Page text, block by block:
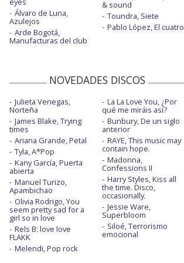
Álvaro de Luna,
Azulejos
Arde Bogotá,
Manufacturas del club
& sound
Toundra, Siete
Pablo López, El cuatro
NOVEDADES DISCOS
Julieta Venegas,
Norteña
James Blake, Trying
times
Ariana Grande, Petal
Tyla, A*Pop
Kany García, Puerta
abierta
Manuel Turizo,
Apambichao
Olivia Rodrigo, You
seem pretty sad for a
girl so in love
Rels B: love love
FLAKK
Melendi, Pop rock
La La Love You, ¿Por
qué me miráis así?
Bunbury, De un siglo
anterior
RAYE, This music may
contain hope.
Madonna,
Confessions II
Harry Styles, Kiss all
the time. Disco,
occasionally.
Jessie Ware,
Superbloom
Siloé, Terrorismo
emocional